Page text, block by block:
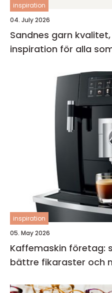
inspiration
04. July 2026
Sandnes garn kvalitet, tradition och
inspiration för alla
inspiration
05. May 2026
Kaffemaskin företag:
bättre fikaraster och